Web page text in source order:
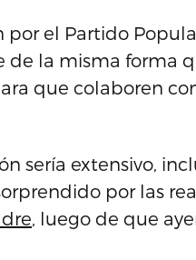
el Partido
de la misma forma
que colaboren
sería extensivo,
por las
, luego de que